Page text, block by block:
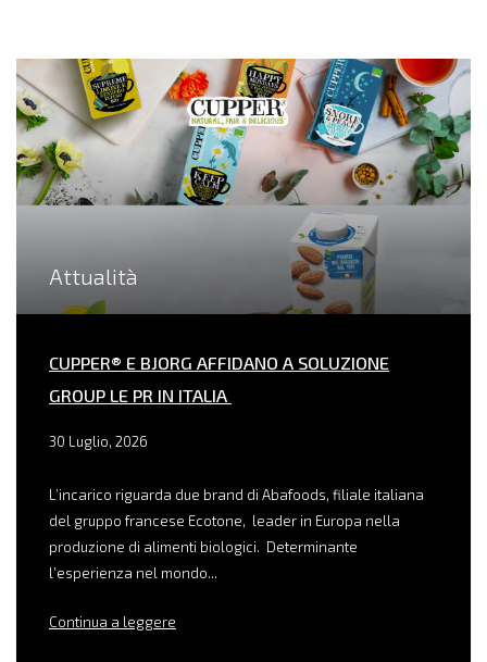
Attualità
CUPPER® E BJORG AFFIDANO A SOLUZIONE
GROUP LE PR IN ITALIA
30 Luglio, 2026
L’incarico riguarda due brand di Abafoods, filiale italiana
del gruppo francese Ecotone, leader in Europa nella
produzione di alimenti biologici. Determinante
l’esperienza nel mondo...
Continua a leggere